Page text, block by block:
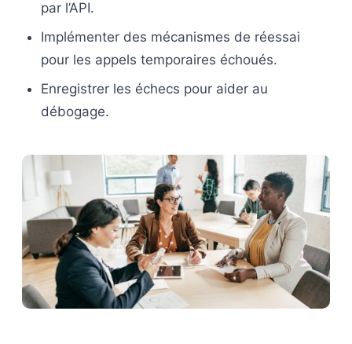
par l’API.
Implémenter des mécanismes de réessai
pour les appels temporaires échoués.
Enregistrer les échecs pour aider au
débogage.